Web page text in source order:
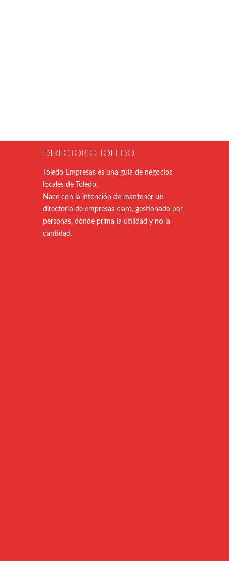
DIRECTORIO TOLEDO
Toledo Empresas es una guía de negocios
locales de Toledo.
Nace con la intención de mantener un
directorio de empresas claro, gestionado por
personas, dónde prima la utilidad y no la
cantidad.